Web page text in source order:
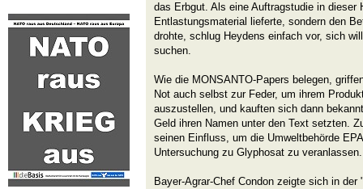
das Erbgut. Als eine Auftragstudie in dieser
Entlastungsmaterial lieferte, sondern den
drohte, schlug Heydens einfach vor, sich
suchen.
Wie die MONSANTO-Papers belegen,
Not auch selbst zur Feder, um ihrem
auszustellen, und kauften sich dann
Geld ihren Namen unter den Text setzten.
seinen Einfluss, um die Umweltbehörde
Untersuchung zu Glyphosat zu veranlassen.
Bayer-Agrar-Chef Condon zeigte sich in der